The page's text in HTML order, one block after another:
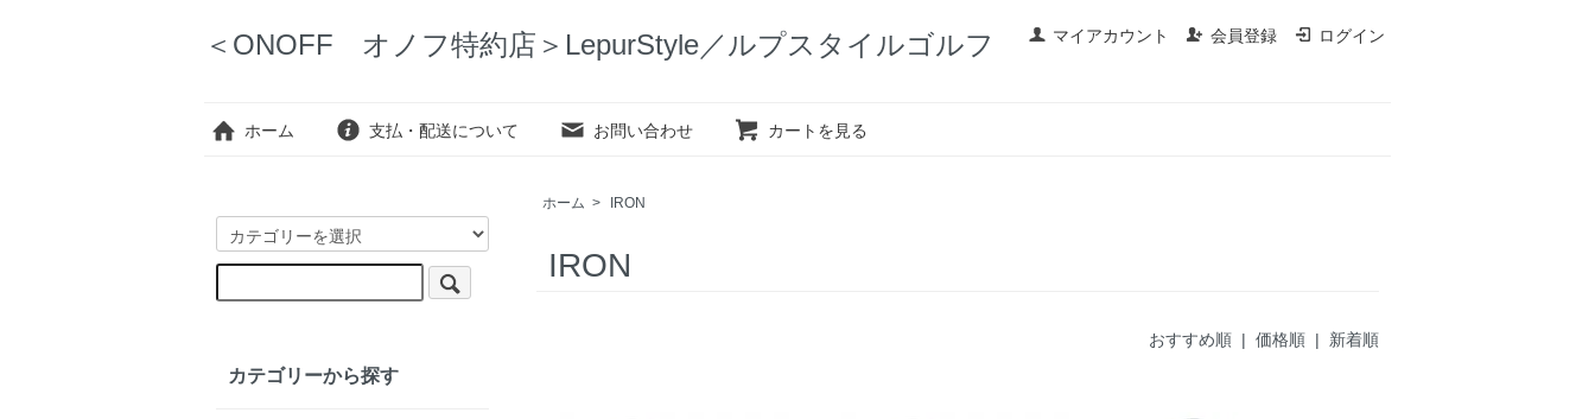
マイアカウント 会員登録 ログイン
＜ONOFF オノフ特約店＞LepurStyle／ルプスタイルゴルフ
ホーム 支払・配送について お問い合わせ カートを見る
ホーム > IRON
IRON
おすすめ順 | 価格順 | 新着順
カテゴリーから探す